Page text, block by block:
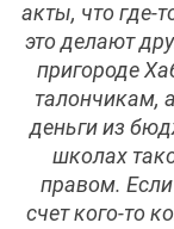
акты, что где-
это делают
пригороде
талончикам,
деньги из
школах
правом. Если
счет кого-то